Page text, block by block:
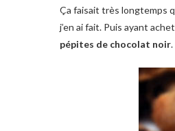
Ça faisait très longtemps
j’en ai fait. Puis ayant
pépites de chocolat noir